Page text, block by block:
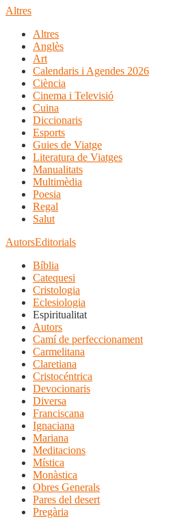
Altres
Altres
Anglès
Art
Calendaris i Agendes 2026
Ciència
Cinema i Televisió
Cuina
Diccionaris
Esports
Guies de Viatge
Literatura de Viatges
Manualitats
Multimèdia
Poesia
Regal
Salut
AutorsEditorials
Bíblia
Catequesi
Cristologia
Eclesiologia
Espiritualitat
Autors
Camí de perfeccionament
Carmelitana
Claretiana
Cristocéntrica
Devocionaris
Diversa
Franciscana
Ignaciana
Mariana
Meditacions
Mística
Monàstica
Obres Generals
Pares del desert
Pregària